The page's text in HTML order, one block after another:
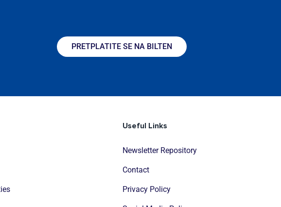
PRETPLATITE SE NA BILTEN
Useful Links
Newsletter Repository
Contact
Privacy Policy